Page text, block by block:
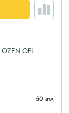
OFL
50 атм